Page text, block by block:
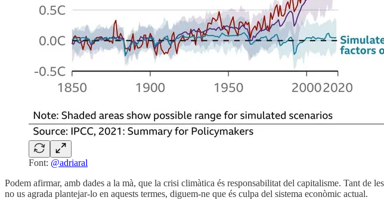
Font: @adriaral
Podem afirmar, amb dades a la mà, que la crisi climàtica és responsabilitat del capitalisme. Tant de
no us agrada plantejar-lo en aquests termes, diguem-ne que és culpa del sistema econòmic actual.